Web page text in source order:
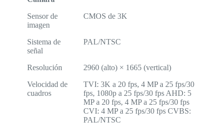
Sensor de
imagen
CMOS de 3K
Sistema de
señal
PAL/NTSC
Resolución
2960 (alto) × 1665 (vertical)
Velocidad de
cuadros
TVI: 3K a 20 fps, 4 MP a 25 fps/30
fps, 1080p a 25 fps/30 fps AHD: 5
MP a 20 fps, 4 MP a 25 fps/30 fps
CVI: 4 MP a 25 fps/30 fps CVBS:
PAL/NTSC